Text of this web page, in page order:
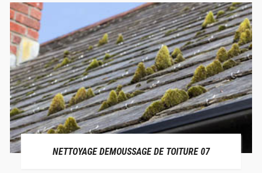
NETTOYAGE DEMOUSSAGE DE TOITURE 07